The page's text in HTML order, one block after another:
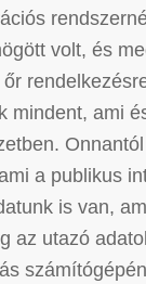
volt, és
őr
mindent, ami
a publikus
is van,
az utazó